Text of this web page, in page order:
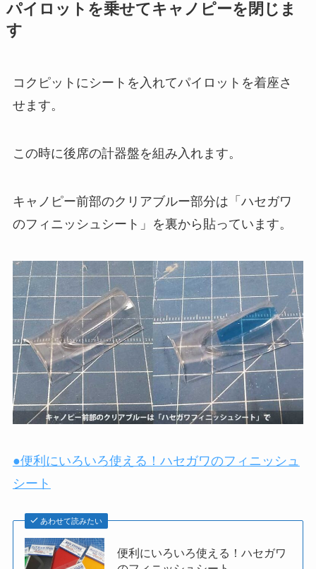
パイロットを乗せてキャノピーを閉じま
す
コクピットにシートを入れてパイロットを着座さ
せます。
この時に後席の計器盤を組み入れます。
キャノピー前部のクリアブルー部分は「ハセガワ
のフィニッシュシート」を裏から貼っています。
●便利にいろいろ使える！ハセガワのフィニッシュ
シート
あわせて読みたい
便利にいろいろ使える！ハセガワ